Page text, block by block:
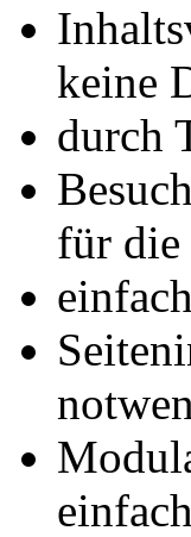
keine
durch
für die